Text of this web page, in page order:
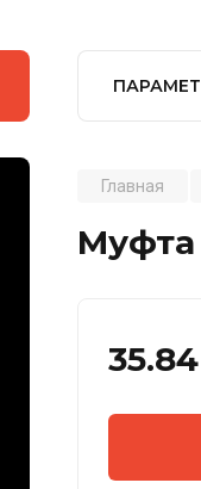
Главная
Муфта
35.84